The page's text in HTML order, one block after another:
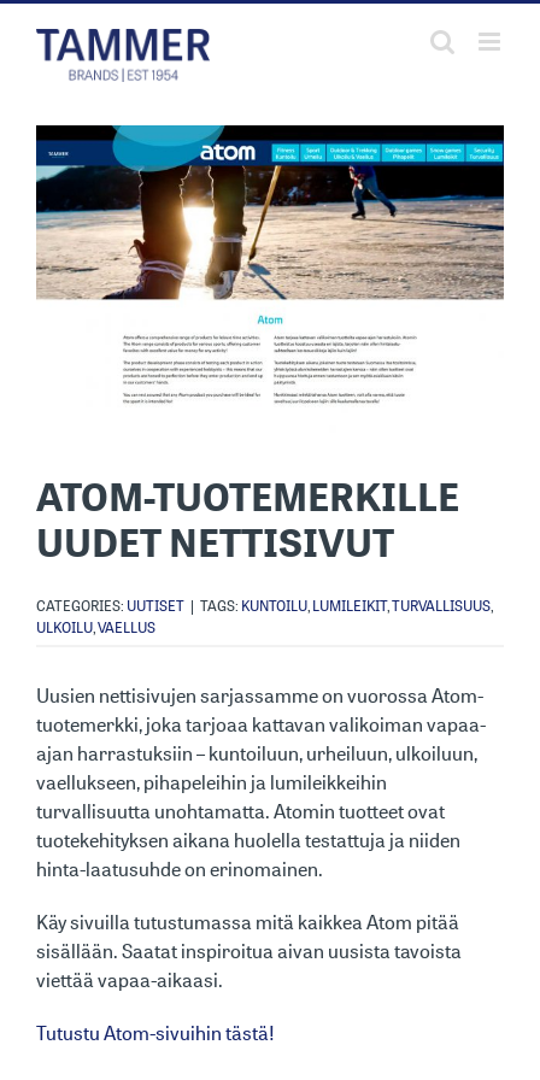
ATOM-TUOTEMERKILLE
UUDET NETTISIVUT
CATEGORIES: UUTISET | TAGS: KUNTOILU,LUMILEIKIT,TURVALLISUUS,
ULKOILU,VAELLUS
Uusien nettisivujen sarjassamme on vuorossa Atom-
tuotemerkki, joka tarjoaa kattavan valikoiman vapaa-
ajan harrastuksiin – kuntoiluun, urheiluun, ulkoiluun,
vaellukseen, pihapeleihin ja lumileikkeihin
turvallisuutta unohtamatta. Atomin tuotteet ovat
tuotekehityksen aikana huolella testattuja ja niiden
hinta-laatusuhde on erinomainen.
Käy sivuilla tutustumassa mitä kaikkea Atom pitää
sisällään. Saatat inspiroitua aivan uusista tavoista
viettää vapaa-aikaasi.
Tutustu Atom-sivuihin tästä!